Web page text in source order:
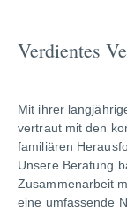
Verdientes
Mit ihrer
vertraut mit den
familiären
Unsere Beratung
Zusammenarbeit
eine umfassende